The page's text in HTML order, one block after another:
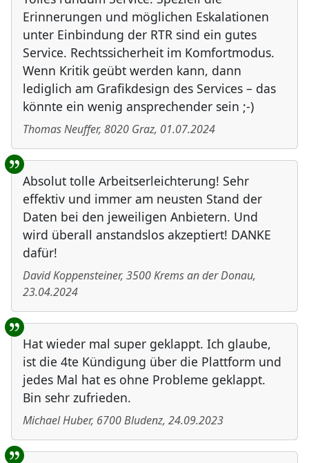
Erinnerungen und möglichen Eskalationen
unter Einbindung der RTR sind ein gutes
Service. Rechtssicherheit im Komfortmodus.
Wenn Kritik geübt werden kann, dann
lediglich am Grafikdesign des Services – das
könnte ein wenig ansprechender sein ;-)
Thomas Neuffer, 8020 Graz, 01.07.2024
Absolut tolle Arbeitserleichterung! Sehr
effektiv und immer am neusten Stand der
Daten bei den jeweiligen Anbietern. Und
wird überall anstandslos akzeptiert! DANKE
dafür!
David Koppensteiner, 3500Krems an der Donau,
23.04.2024
Hat wieder mal super geklappt. Ich glaube,
ist die 4te Kündigung über die Plattform und
jedes Mal hat es ohne Probleme geklappt.
Bin sehr zufrieden.
Michael Huber, 6700Bludenz, 24.09.2023